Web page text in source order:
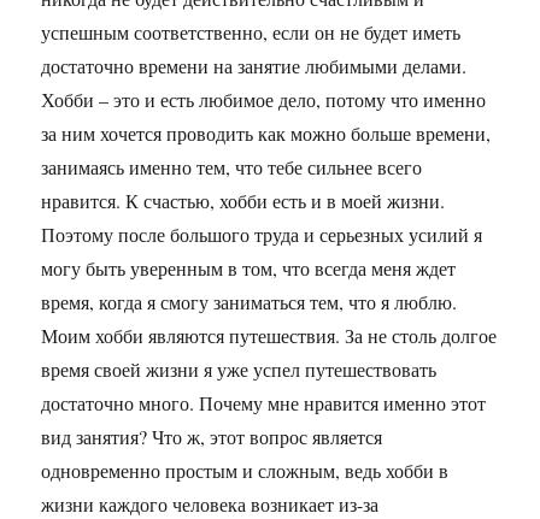
успешным соответственно, если он не будет иметь
достаточно времени на занятие любимыми делами.
Хобби – это и есть любимое дело, потому что именно
за ним хочется проводить как можно больше времени,
занимаясь именно тем, что тебе сильнее всего
нравится. К счастью, хобби есть и в моей жизни.
Поэтому после большого труда и серьезных усилий я
могу быть уверенным в том, что всегда меня ждет
время, когда я смогу заниматься тем, что я люблю.
Моим хобби являются путешествия. За не столь долгое
время своей жизни я уже успел путешествовать
достаточно много. Почему мне нравится именно этот
вид занятия? Что ж, этот вопрос является
одновременно простым и сложным, ведь хобби в
жизни каждого человека возникает из-за